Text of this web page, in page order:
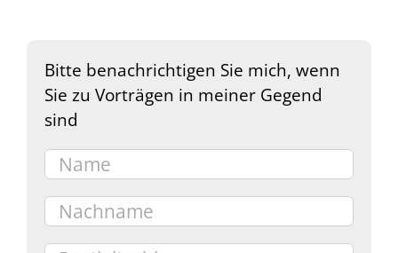
Bitte benachrichtigen Sie mich, wenn
Sie zu Vorträgen in meiner Gegend
sind